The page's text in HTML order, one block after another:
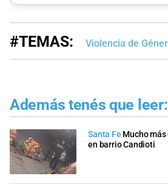
#TEMAS: Violencia de
Además tenés que leer:
Santa Fe Mucho
en barrio Candioti